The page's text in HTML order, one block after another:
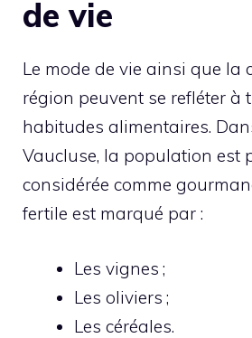
de vie
Le mode de vie ainsi que la
région peuvent se refléter à
habitudes alimentaires.
Vaucluse, la population est
considérée comme
fertile est marqué par :
Les vignes ;
Les oliviers ;
Les céréales.